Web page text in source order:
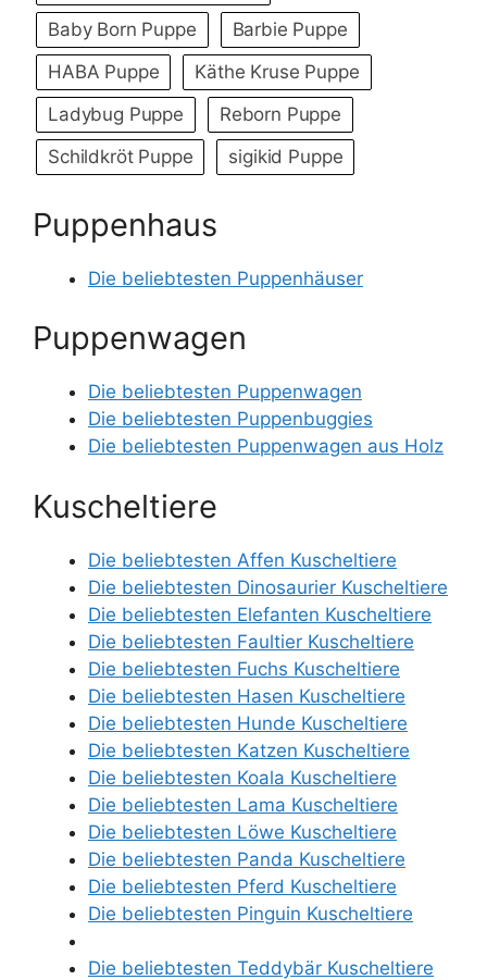
Baby Born Puppe
Barbie Puppe
HABA Puppe
Käthe Kruse Puppe
Ladybug Puppe
Reborn Puppe
Schildkröt Puppe
sigikid Puppe
Puppenhaus
Die beliebtesten Puppenhäuser
Puppenwagen
Die beliebtesten Puppenwagen
Die beliebtesten Puppenbuggies
Die beliebtesten Puppenwagen aus Holz
Kuscheltiere
Die beliebtesten Affen Kuscheltiere
Die beliebtesten Dinosaurier Kuscheltiere
Die beliebtesten Elefanten Kuscheltiere
Die beliebtesten Faultier Kuscheltiere
Die beliebtesten Fuchs Kuscheltiere
Die beliebtesten Hasen Kuscheltiere
Die beliebtesten Hunde Kuscheltiere
Die beliebtesten Katzen Kuscheltiere
Die beliebtesten Koala Kuscheltiere
Die beliebtesten Lama Kuscheltiere
Die beliebtesten Löwe Kuscheltiere
Die beliebtesten Panda Kuscheltiere
Die beliebtesten Pferd Kuscheltiere
Die beliebtesten Pinguin Kuscheltiere
Die beliebtesten Teddybär Kuscheltiere